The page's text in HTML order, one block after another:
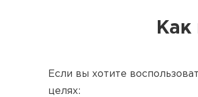
Как
Если вы хотите
целях: